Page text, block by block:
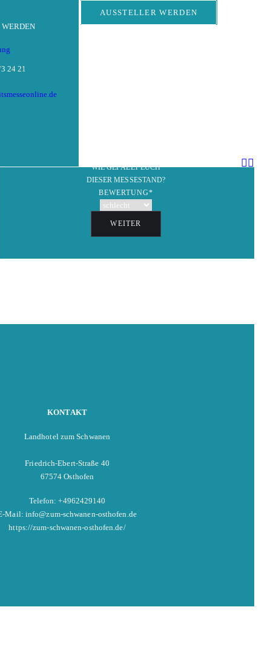
24 21
AUSSTELLER WERDEN
WIE GEFÄLLT EUCH
DIESER MESSESTAND?
BEWERTUNG*
KONTAKT
Landhotel zum Schwanen
Friedrich-Ebert-Straße 40
67574 Osthofen
Telefon: +4962429140
Mail: info@zum-schwanen-osthofen.de
https://zum-schwanen-osthofen.de/